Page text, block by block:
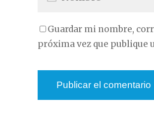
Guardar mi nombre,
próxima vez que publique